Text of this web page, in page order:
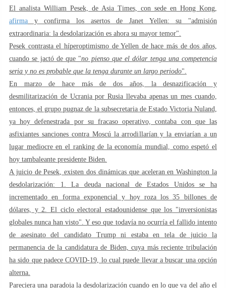
El analista William Pesek, de Asia Times, con sede en Hong Kong,
afirma y confirma los asertos de Janet Yellen: su "admisión
extraordinaria: la desdolarización es ahora su mayor temor".
Pesek contrasta el híperoptimismo de Yellen de hace más de dos años,
cuando se jactó de que "no pienso que el dólar tenga una competencia
seria y no es probable que la tenga durante un largo periodo".
En marzo de hace más de dos años, la desnazificación y
desmilitarización de Ucrania por Rusia llevaba apenas un mes cuando,
entonces, el grupo pugnaz de la subsecretaria de Estado Victoria Nuland,
ya hoy defenestrada por su fracaso operativo, contaba con que las
asfixiantes sanciones contra Moscú la arrodillarían y la enviarían a un
lugar mediocre en el ranking de la economía mundial, como espetó el
hoy tambaleante presidente Biden.
A juicio de Pesek, existen dos dinámicas que aceleran en Washington la
desdolarización: 1. La deuda nacional de Estados Unidos se ha
incrementado en forma exponencial y hoy roza los 35 billones de
dólares, y 2. El ciclo electoral estadounidense que los "inversionistas
globales nunca han visto". Y eso que todavía no ocurría el fallido intento
de asesinato del candidato Trump ni estaba en tela de juicio la
permanencia de la candidatura de Biden, cuya más reciente tribulación
ha sido que padece COVID-19, lo cual puede llevar a buscar una opción
alterna.
Pareciera una paradoja la desdolarización cuando en lo que va del año el